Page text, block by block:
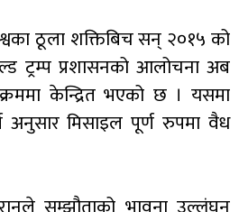
ठूला शक्तिबिच सन् २०१५ को
ट्रम्प प्रशासनको आलोचना अब
केन्द्रित भएको छ । यसमा
अनुसार मिसाइल पूर्ण रुपमा वैध